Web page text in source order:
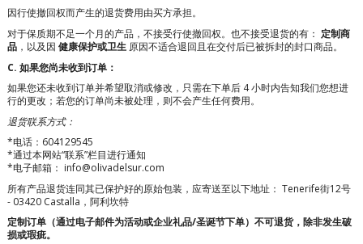
因行使撤回权而产生的退货费用由买方承担。
对于保质期不足一个月的产品，不接受行使撤回权。也不接受退货的有： 定制商
品 ，以及因 健康保护或卫生 原因不适合退回且在交付后已被拆封的封口商品。
C. 如果您尚未收到订单：
如果您还未收到订单并希望取消或修改，只需在下单后 4 小时内告知我们您想进
行的更改；若您的订单尚未被处理，则不会产生任何费用。
退货联系方式：
*电话：604129545
*通过本网站“联系”栏目进行通知
*电子邮箱： info@olivadelsur.com
所有产品退货连同其已保护好的原始包装，应寄送至以下地址： Tenerife街12号
- 03420 Castalla，阿利坎特
定制订单（通过电子邮件为活动或企业礼品/圣诞节下单）不可退货，除非发生破
损或瑕疵。